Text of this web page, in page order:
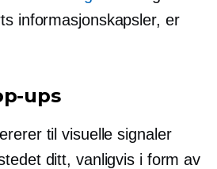
informasjonskapsler, er
ups
til visuelle signaler
ditt, vanligvis i form av